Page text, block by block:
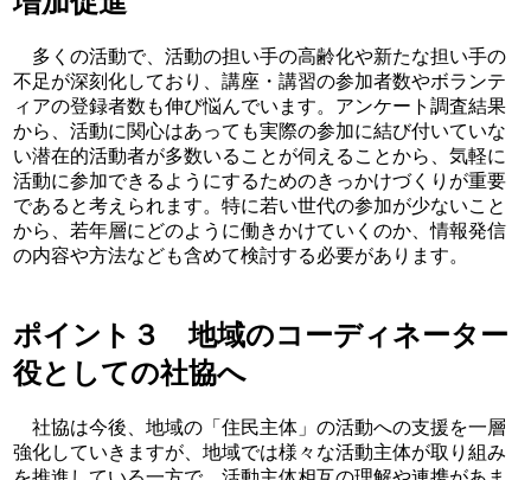
多くの活動で、活動の担い手の高齢化や新たな担い手の
不足が深刻化しており、講座・講習の参加者数やボランテ
ィアの登録者数も伸び悩んでいます。アンケート調査結果
から、活動に関心はあっても実際の参加に結び付いていな
い潜在的活動者が多数いることが伺えることから、気軽に
活動に参加できるようにするためのきっかけづくりが重要
であると考えられます。特に若い世代の参加が少ないこと
から、若年層にどのように働きかけていくのか、情報発信
の内容や方法なども含めて検討する必要があります。
ポイント３ 地域のコーディネーター
役としての社協へ
社協は今後、地域の「住民主体」の活動への支援を一層
強化していきますが、地域では様々な活動主体が取り組み